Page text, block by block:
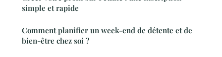
simple et rapide
Comment planifier un week-end de détente et de
bien-être chez soi ?